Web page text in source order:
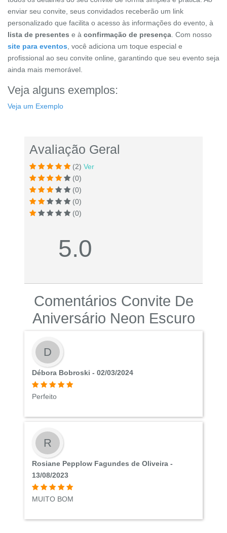
enviar seu convite, seus convidados receberão um link
personalizado que facilita o acesso às informações do evento, à
lista de presentes e à confirmação de presença . Com nosso
site para eventos , você adiciona um toque especial e
profissional ao seu convite online, garantindo que seu evento seja
ainda mais memorável.
Veja alguns exemplos:
Veja um Exemplo
Avaliação Geral
(2) Ver
(0)
(0)
(0)
(0)
5.0
Comentários Convite De
Aniversário Neon Escuro
D
Débora Bobroski - 02/03/2024
Perfeito
R
Rosiane Pepplow Fagundes de Oliveira -
13/08/2023
MUITO BOM